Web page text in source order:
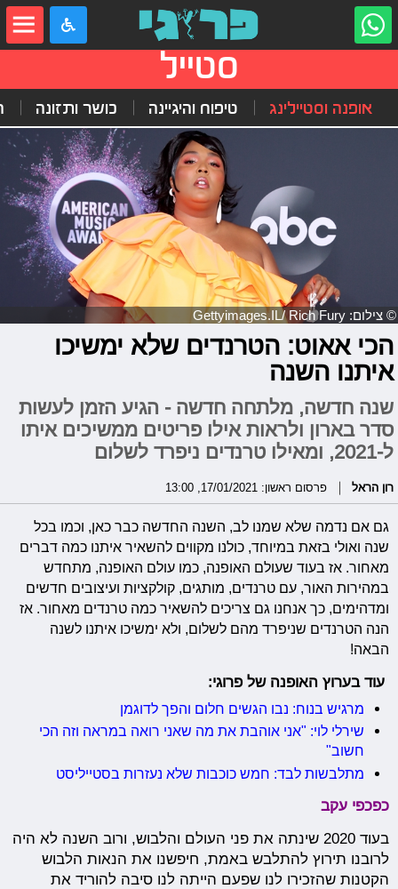
סטייל
אופנה וסטיילינג טיפוח והיגיינה כושר ותזונה
© צילום: Gettyimages.IL/ Rich Fury
הכי אאוט: הטרנדים שלא ימשיכו
איתנו השנה
שנה חדשה, מלתחה חדשה - הגיע הזמן לעשות
סדר בארון ולראות אילו פריטים ממשיכים איתו
ל-2021, ומאילו טרנדים ניפרד לשלום
רון הראל פרסום ראשון: 17/01/2021, 13:00
גם אם נדמה שלא שמנו לב, השנה החדשה כבר כאן, וכמו בכל
שנה ואולי בזאת במיוחד, כולנו מקווים להשאיר איתנו כמה דברים
מאחור. אז בעוד שעולם האופנה, כמו עולם האופנה, מתחדש
במהירות האור, עם טרנדים, מותגים, קולקציות ועיצובים חדשים
ומדהימים, כך אנחנו גם צריכים להשאיר כמה טרנדים מאחור. אז
הנה הטרנדים שניפרד מהם לשלום, ולא ימשיכו איתנו לשנה
הבאה!
עוד בערוץ האופנה של פרוגי:
מרגיש בנוח: נבו הגשים חלום והפך לדוגמן
שירלי לוי: "אני אוהבת את מה שאני רואה במראה וזה הכי
חשוב"
מתלבשות לבד: חמש כוכבות שלא נעזרות בסטייליסט
כפכפי עקב
בעוד 2020 שינתה את פני העולם והלבוש, ורוב השנה לא היה
לרובנו תירוץ להתלבש באמת, חיפשנו את הנאות הלבוש
הקטנות שהזכירו לנו שפעם הייתה לנו סיבה להוריד את